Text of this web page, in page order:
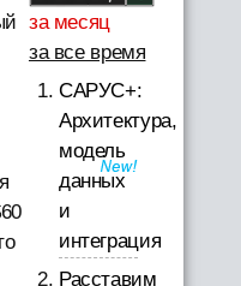
за месяц
за все время
САРУС+:
Архитектура,
модель
данных
и
интеграция
Расставим